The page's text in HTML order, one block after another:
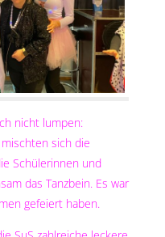
nicht lumpen:
sich die
Schülerinnen und
das Tanzbein. Es war
gefeiert haben.